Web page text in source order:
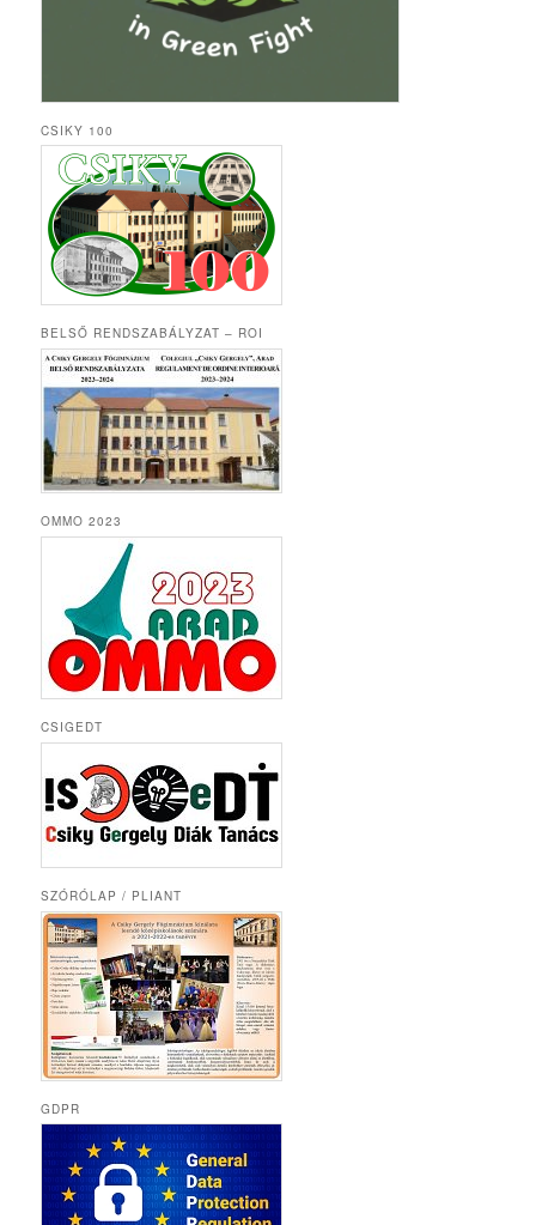
CSIKY 100
BELSŐ RENDSZABÁLYZAT – ROI
OMMO 2023
CSIGEDT
SZÓRÓLAP / PLIANT
GDPR